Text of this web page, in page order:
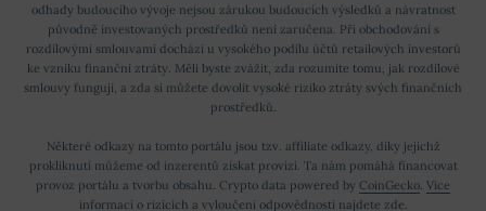
odhady budoucího vývoje nejsou zárukou budoucích výsledků a návratnost
původně investovaných prostředků není zaručena. Při obchodování s
rozdílovými smlouvami dochází u vysokého podílu účtů retailových investorů
ke vzniku finanční ztráty. Měli byste zvážit, zda rozumíte tomu, jak rozdílové
smlouvy fungují, a zda si můžete dovolit vysoké riziko ztráty svých finančních
prostředků.
Některé odkazy na tomto portálu jsou tzv. affiliate odkazy, díky jejichž
prokliknutí můžeme od inzerentů získat provizi. Ta nám pomáhá financovat
provoz portálu a tvorbu obsahu. Crypto data powered by CoinGecko Více
informací o rizicích a vyloučení odpovědnosti najdete zde